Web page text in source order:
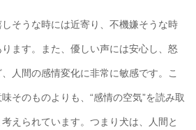
そうな時には近寄り、不機嫌そうな時
ます。また、優しい声には安心し、怒
人間の感情変化に非常に敏感です。こ
そのものよりも、“感情の空気”を読み取
えられています。つまり犬は、人間と